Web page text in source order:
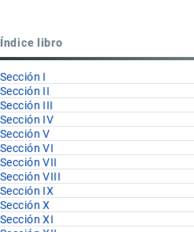
91.02
Índice libro
Sección I
Sección II
Sección III
Sección IV
Sección V
Sección VI
Sección VII
Sección VIII
Sección IX
Sección X
Sección XI